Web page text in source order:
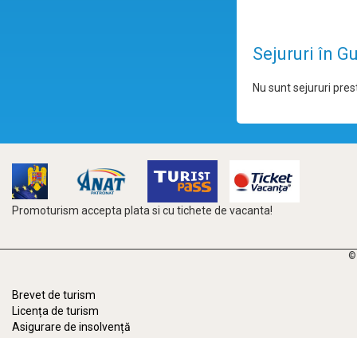
Sejururi în
Nu sunt sejururi
Promoturism accepta plata si cu tichete de vacanta!
©
Brevet de turism
Licența de turism
Asigurare de insolvență